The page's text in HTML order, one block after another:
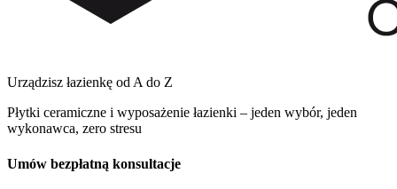
Urządzisz łazienkę od A do Z
Płytki ceramiczne i wyposażenie łazienki – jeden wybór, jeden
wykonawca, zero stresu
Umów bezpłatną konsultacje